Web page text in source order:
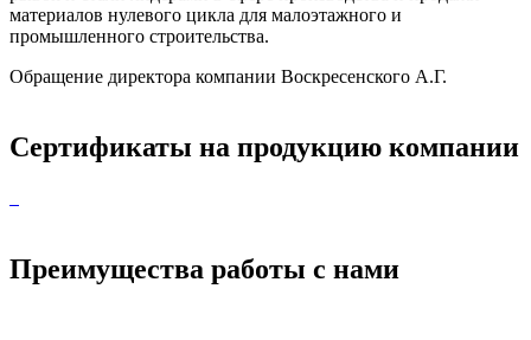
материалов нулевого цикла для малоэтажного и
промышленного строительства.
Обращение директора компании Воскресенского А.Г.
Сертификаты на продукцию компании
Преимущества работы с нами